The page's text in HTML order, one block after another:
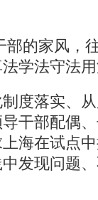
的家风，
学法守法
落实、从
干部配偶
海在试点
发现问题